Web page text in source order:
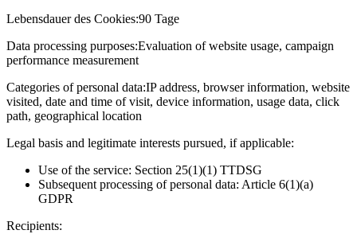
Lebensdauer des Cookies:90 Tage
Data processing purposes:Evaluation of website usage, campaign
performance measurement
Categories of personal data:IP address, browser information, website
visited, date and time of visit, device information, usage data, click
path, geographical location
Legal basis and legitimate interests pursued, if applicable:
Use of the service: Section 25(1)(1) TTDSG
Subsequent processing of personal data: Article 6(1)(a)
GDPR
Recipients: